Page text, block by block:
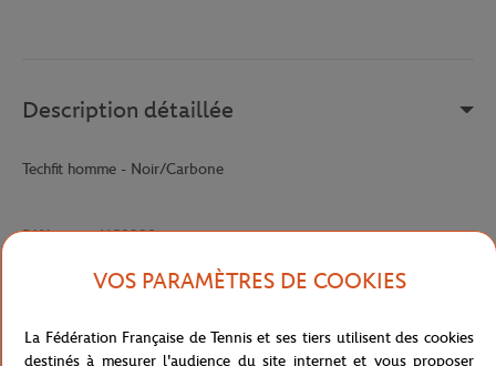
Description détaillée
Techfit homme - Noir/Carbone
Référence :HC0388
Caractéristiques
VOS PARAMÈTRES DE COOKIES
La Fédération Française de Tennis et ses tiers utilisent des cookies
destinés à mesurer l'audience du site internet et vous proposer